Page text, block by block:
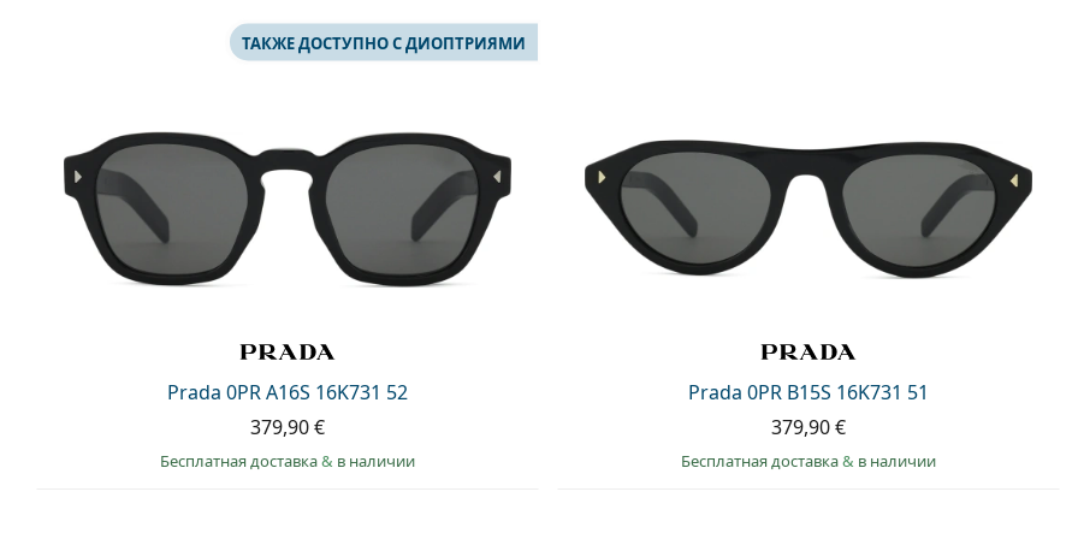
Prada 0PR A16S 16K731 52
ТАКЖЕ ДОСТУПНО С ДИОПТРИЯМИ
379,90 €
Бесплатная доставка& в наличии
Prada 0PR B15S 16K731 51
379,90 €
Бесплатная доставка& в наличии